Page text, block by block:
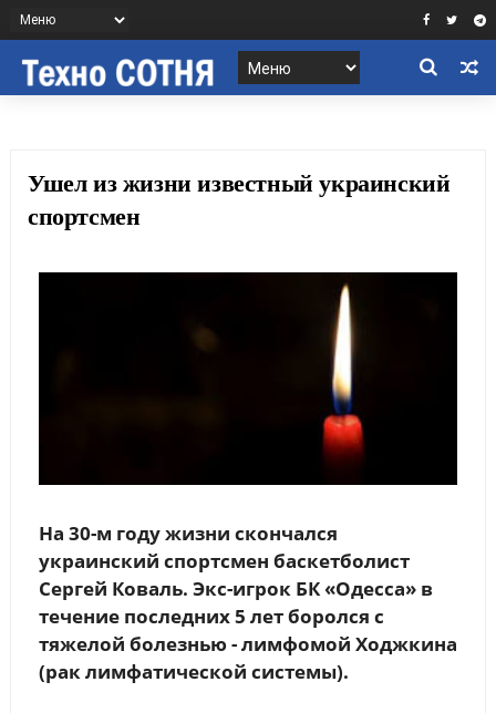
Ушел из жизни известный украинский
спортсмен
На 30-м году жизни скончался
украинский спортсмен баскетболист
Сергей Коваль. Экс-игрок БК «Одесса» в
течение последних 5 лет боролся с
тяжелой болезнью - лимфомой Ходжкина
(рак лимфатической системы).